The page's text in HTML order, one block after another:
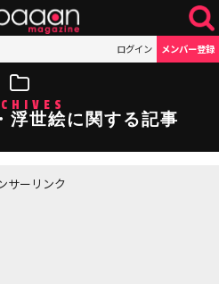
ログイン メンバー登録
浮世絵に関する記事
サーリンク